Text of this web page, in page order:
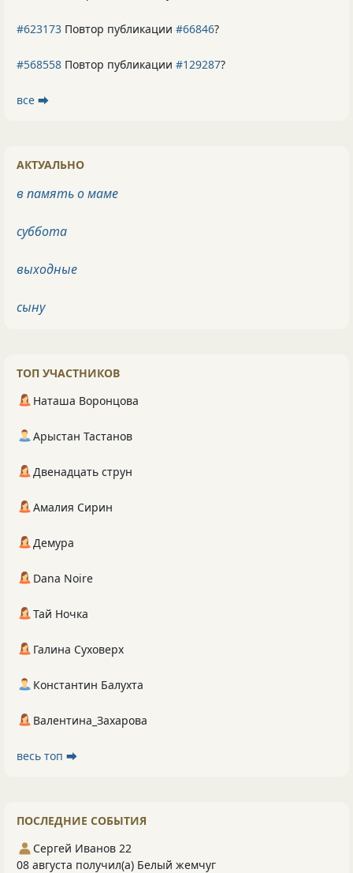
#623173 Повтор публикации #66846?
#568558 Повтор публикации #129287?
все ⮕
АКТУАЛЬНО
в память о маме
суббота
выходные
сыну
ТОП УЧАСТНИКОВ
Наташа Воронцова
Арыстан Тастанов
Двенадцать струн
Амалия Сирин
Демура
Dana Noire
Тай Ночка
Галина Суховерх
Константин Балухта
Валентина_Захарова
весь топ ⮕
ПОСЛЕДНИЕ СОБЫТИЯ
Сергей Иванов 22
08 августа получил(а) Белый жемчуг